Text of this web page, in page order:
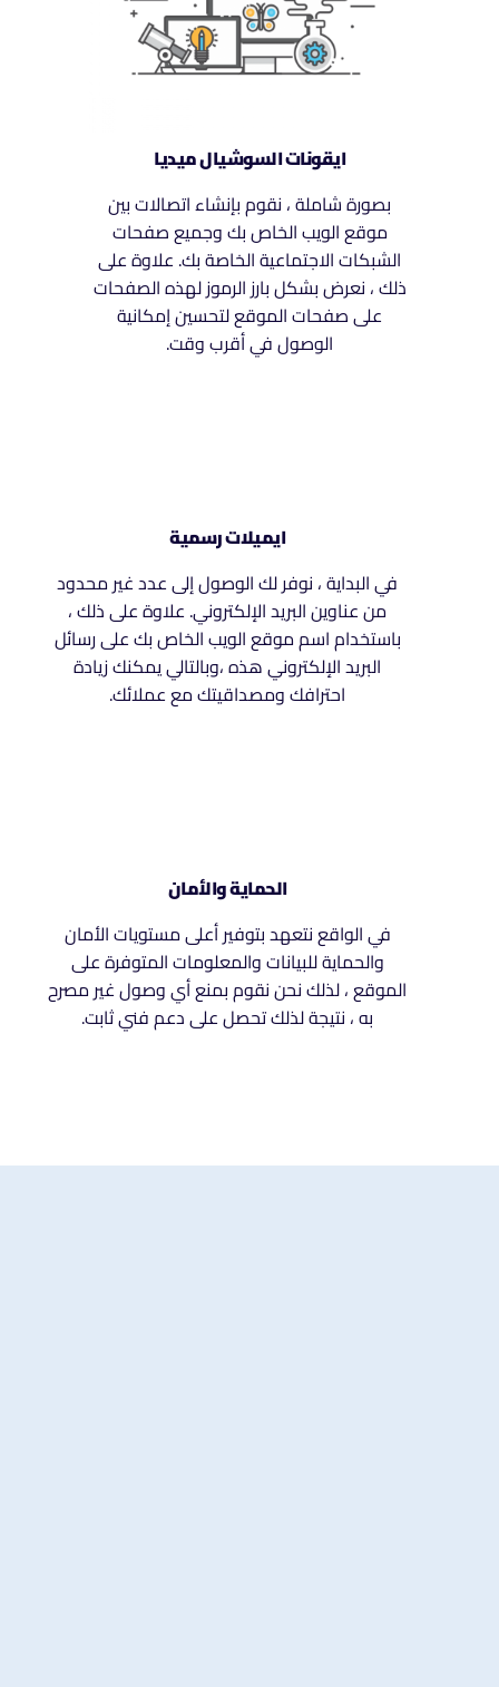
ايقونات السوشيال ميديا
بصورة شاملة ، نقوم بإنشاء اتصالات بين
موقع الويب الخاص بك وجميع صفحات
الشبكات الاجتماعية الخاصة بك. علاوة على
ذلك ، نعرض بشكل بارز الرموز لهذه الصفحات
على صفحات الموقع لتحسين إمكانية
الوصول في أقرب وقت.
ايميلات رسمية
في البداية ، نوفر لك الوصول إلى عدد غير محدود
من عناوين البريد الإلكتروني. علاوة على ذلك ،
باستخدام اسم موقع الويب الخاص بك على رسائل
البريد الإلكتروني هذه ،وبالتالي يمكنك زيادة
احترافك ومصداقيتك مع عملائك.
الحماية والأمان
في الواقع نتعهد بتوفير أعلى مستويات الأمان
والحماية للبيانات والمعلومات المتوفرة على
الموقع ، لذلك نحن نقوم بمنع أي وصول غير مصرح
به ، نتيجة لذلك تحصل على دعم فني ثابت.